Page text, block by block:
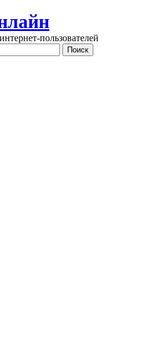
пользователей